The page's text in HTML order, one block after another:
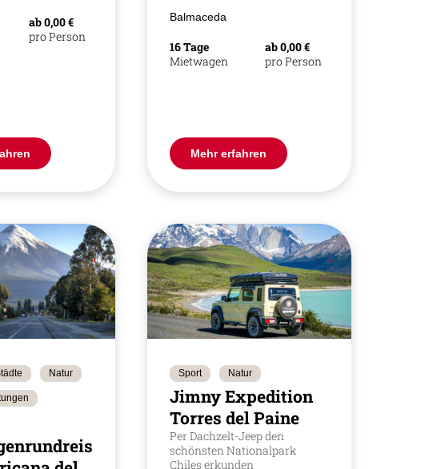
ab 0,00 €
pro Person
Balmaceda
16 Tage
Mietwagen
ab 0,00 €
pro Person
Mehr erfahren
Natur Sport Natur
Jimny Expedition
Torres del Paine
Per Dachzelt-Jeep den
schönsten Nationalpark
Chiles erkunden